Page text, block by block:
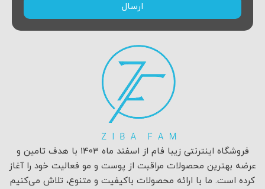
ارسال
فروشگاه اینترنتی زیبا فام از اسفند ماه ۱۴۰۳ با هدف تامین و
عرضه بهترین محصولات مراقبت از پوست و مو فعالیت خود را آغاز
کرده است. ما با ارائه محصولات باکیفیت و متنوع، تلاش می‌کنیم